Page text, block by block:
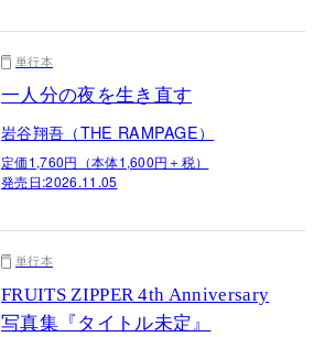
単行本
一人分の夜を生き直す
岩谷翔吾（THE RAMPAGE）
定価1,760円（本体1,600円＋税）
発売日:2026.11.05
単行本
FRUITS ZIPPER 4th Anniversary
写真集『タイトル未定』